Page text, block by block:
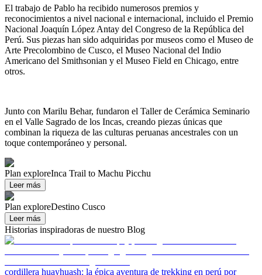
El trabajo de Pablo ha recibido numerosos premios y
reconocimientos a nivel nacional e internacional, incluido el Premio
Nacional Joaquín López Antay del Congreso de la República del
Perú. Sus piezas han sido adquiridas por museos como el Museo de
Arte Precolombino de Cusco, el Museo Nacional del Indio
Americano del Smithsonian y el Museo Field en Chicago, entre
otros.
Junto con Marilu Behar, fundaron el Taller de Cerámica Seminario
en el Valle Sagrado de los Incas, creando piezas únicas que
combinan la riqueza de las culturas peruanas ancestrales con un
toque contemporáneo y personal.
Plan exploreInca Trail to Machu Picchu
Leer más
Plan exploreDestino Cusco
Leer más
Historias inspiradoras de nuestro Blog
cordillera huayhuash: la épica aventura de trekking en perú por